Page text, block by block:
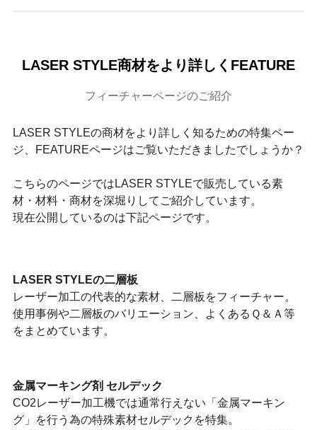
LASER STYLE商材をより詳しくFEATURE
フィーチャーページのご紹介
LASER STYLEの商材をより詳しく知るための特集ペー
ジ、FEATUREページはご覧いただきましたでしょうか？
こちらのページではLASER STYLEで販売している素
材・材料・商材を深堀りしてご紹介しています。
現在公開しているのは下記ページです。
LASER STYLEの二層板
レーザー加工の代表的な素材、二層板をフィーチャー。
使用事例や二層板のバリエーション、よくあるＱ＆Ａ等
をまとめています。
金属マーキング剤 セルデック
CO2レーザー加工機では通常行えない「金属マーキン
グ」を行う為の特殊素材セルデックを特集。